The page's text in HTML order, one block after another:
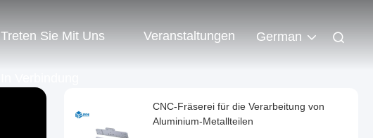
Treten Sie Mit Uns Veranstaltungen German
CNC-Fräserei für die Verarbeitung von
Aluminium-Metallteilen